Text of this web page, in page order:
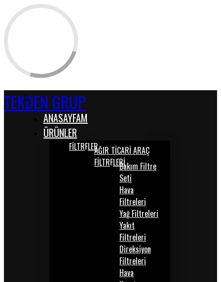
TEKDEN GRUP
ANASAYFAM
ÜRÜNLER
FİLTRELERAĞIR TİCARİ ARAÇ
FİLTRELERİBakım Filtre
Seti
Hava
Filtreleri
Yağ Filtreleri
Yakıt
Filtreleri
Direksiyon
Filtreleri
Hava